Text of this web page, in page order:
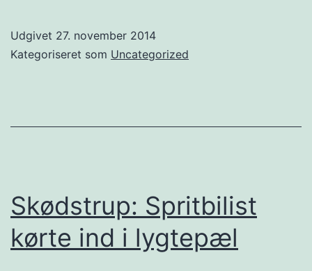
Udgivet 27. november 2014
Kategoriseret som Uncategorized
Skødstrup: Spritbilist
kørte ind i lygtepæl